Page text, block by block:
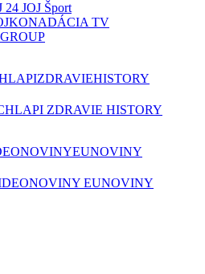
24 JOJ Šport
NADÁCIA TV
ZDRAVIEHISTORY
ZDRAVIE HISTORY
EUNOVINY
EUNOVINY